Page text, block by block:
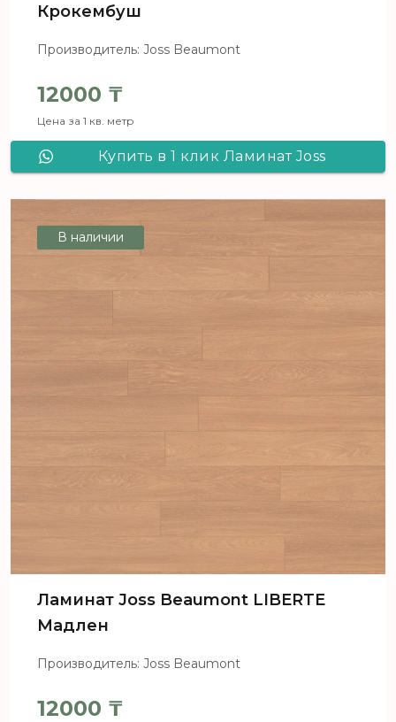
Крокембуш
Производитель: Joss Beaumont
12000 ₸
Цена за 1 кв. метр
Купить в 1 клик Ламинат Joss
В наличии
Ламинат Joss Beaumont LIBERTE
Мадлен
Производитель: Joss Beaumont
12000 ₸